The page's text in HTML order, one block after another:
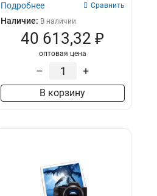
Подробнее Сравнить
Наличие: В наличии
40 613,32 ₽
оптовая цена
– +
В корзину